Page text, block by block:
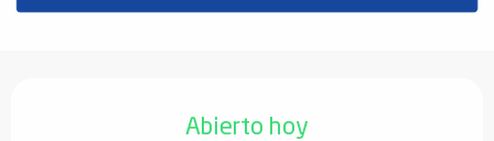
Abierto hoy